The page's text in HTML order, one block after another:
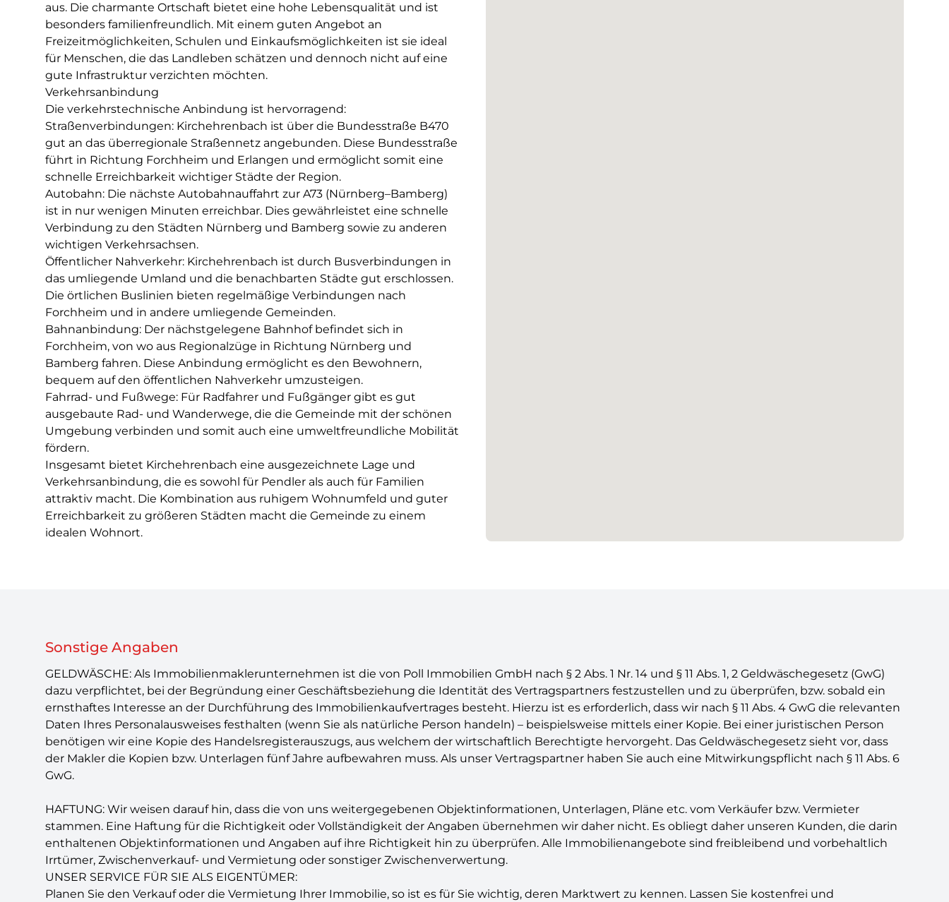
aus. Die charmante Ortschaft bietet eine hohe Lebensqualität und ist
besonders familienfreundlich. Mit einem guten Angebot an
Freizeitmöglichkeiten, Schulen und Einkaufsmöglichkeiten ist sie ideal
für Menschen, die das Landleben schätzen und dennoch nicht auf eine
gute Infrastruktur verzichten möchten.
Verkehrsanbindung
Die verkehrstechnische Anbindung ist hervorragend:
Straßenverbindungen: Kirchehrenbach ist über die Bundesstraße B470
gut an das überregionale Straßennetz angebunden. Diese Bundesstraße
führt in Richtung Forchheim und Erlangen und ermöglicht somit eine
schnelle Erreichbarkeit wichtiger Städte der Region.
Autobahn: Die nächste Autobahnauffahrt zur A73 (Nürnberg–Bamberg)
ist in nur wenigen Minuten erreichbar. Dies gewährleistet eine schnelle
Verbindung zu den Städten Nürnberg und Bamberg sowie zu anderen
wichtigen Verkehrsachsen.
Öffentlicher Nahverkehr: Kirchehrenbach ist durch Busverbindungen in
das umliegende Umland und die benachbarten Städte gut erschlossen.
Die örtlichen Buslinien bieten regelmäßige Verbindungen nach
Forchheim und in andere umliegende Gemeinden.
Bahnanbindung: Der nächstgelegene Bahnhof befindet sich in
Forchheim, von wo aus Regionalzüge in Richtung Nürnberg und
Bamberg fahren. Diese Anbindung ermöglicht es den Bewohnern,
bequem auf den öffentlichen Nahverkehr umzusteigen.
Fahrrad- und Fußwege: Für Radfahrer und Fußgänger gibt es gut
ausgebaute Rad- und Wanderwege, die die Gemeinde mit der schönen
Umgebung verbinden und somit auch eine umweltfreundliche Mobilität
fördern.
Insgesamt bietet Kirchehrenbach eine ausgezeichnete Lage und
Verkehrsanbindung, die es sowohl für Pendler als auch für Familien
attraktiv macht. Die Kombination aus ruhigem Wohnumfeld und guter
Erreichbarkeit zu größeren Städten macht die Gemeinde zu einem
idealen Wohnort.
Sonstige Angaben
GELDWÄSCHE: Als Immobilienmaklerunternehmen ist die von Poll Immobilien GmbH nach § 2 Abs. 1 Nr. 14 und § 11 Abs. 1, 2 Geldwäschegesetz (GwG)
dazu verpflichtet, bei der Begründung einer Geschäftsbeziehung die Identität des Vertragspartners festzustellen und zu überprüfen, bzw. sobald ein
ernsthaftes Interesse an der Durchführung des Immobilienkaufvertrages besteht. Hierzu ist es erforderlich, dass wir nach § 11 Abs. 4 GwG die relevanten
Daten Ihres Personalausweises festhalten (wenn Sie als natürliche Person handeln) – beispielsweise mittels einer Kopie. Bei einer juristischen Person
benötigen wir eine Kopie des Handelsregisterauszugs, aus welchem der wirtschaftlich Berechtigte hervorgeht. Das Geldwäschegesetz sieht vor, dass
der Makler die Kopien bzw. Unterlagen fünf Jahre aufbewahren muss. Als unser Vertragspartner haben Sie auch eine Mitwirkungspflicht nach § 11 Abs. 6
GwG.
HAFTUNG: Wir weisen darauf hin, dass die von uns weitergegebenen Objektinformationen, Unterlagen, Pläne etc. vom Verkäufer bzw. Vermieter
stammen. Eine Haftung für die Richtigkeit oder Vollständigkeit der Angaben übernehmen wir daher nicht. Es obliegt daher unseren Kunden, die darin
enthaltenen Objektinformationen und Angaben auf ihre Richtigkeit hin zu überprüfen. Alle Immobilienangebote sind freibleibend und vorbehaltlich
Irrtümer, Zwischenverkauf- und Vermietung oder sonstiger Zwischenverwertung.
UNSER SERVICE FÜR SIE ALS EIGENTÜMER:
Planen Sie den Verkauf oder die Vermietung Ihrer Immobilie, so ist es für Sie wichtig, deren Marktwert zu kennen. Lassen Sie kostenfrei und